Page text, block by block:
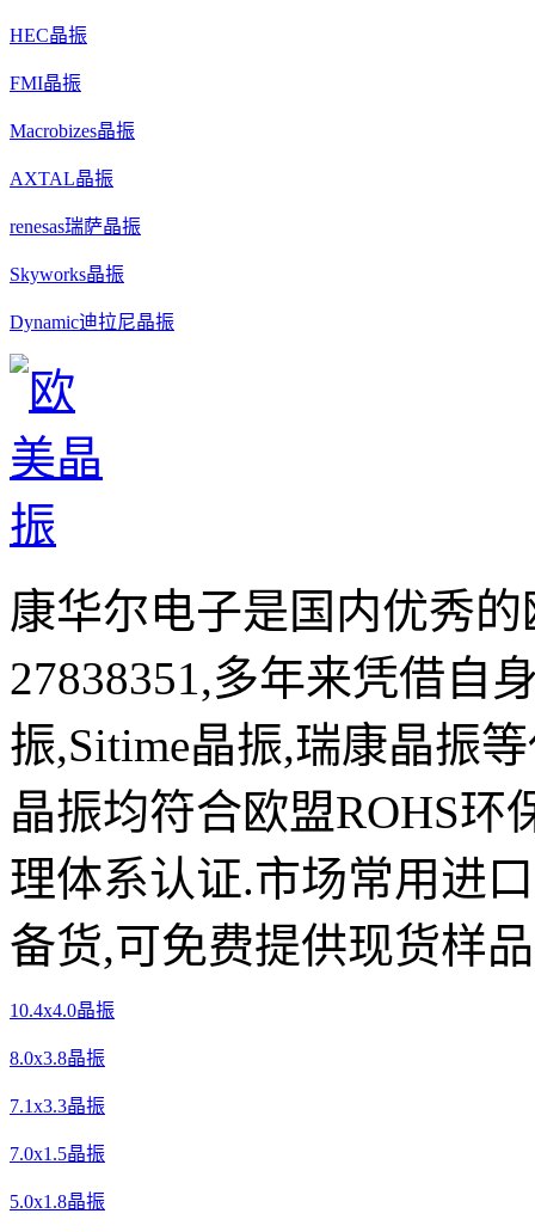
HEC晶振
FMI晶振
Macrobizes晶振
AXTAL晶振
renesas瑞萨晶振
Skyworks晶振
Dynamic迪拉尼晶振
康华尔电子是国内优秀
27838351,多年来凭借自
振,Sitime晶振,瑞康晶振
晶振均符合欧盟ROHS环
理体系认证.市场常用进
备货,可免费提供现货样
10.4x4.0晶振
8.0x3.8晶振
7.1x3.3晶振
7.0x1.5晶振
5.0x1.8晶振